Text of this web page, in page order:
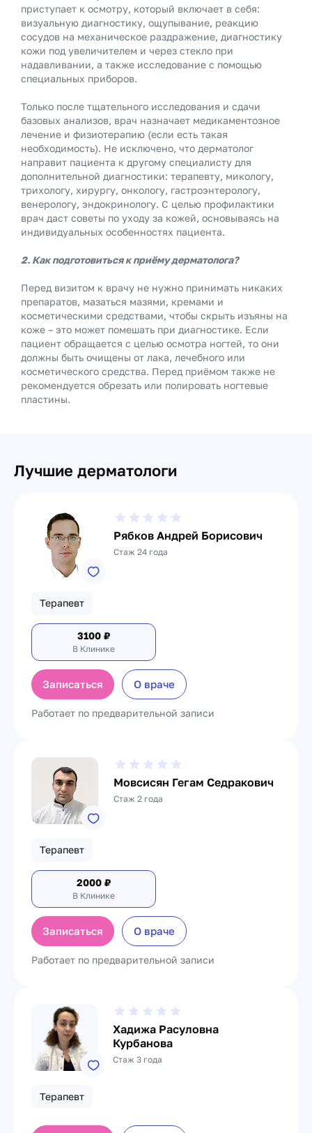
приступает к осмотру, который включает в себя:
визуальную диагностику, ощупывание, реакцию
сосудов на механическое раздражение, диагностику
кожи под увеличителем и через стекло при
надавливании, а также исследование с помощью
специальных приборов.
Только после тщательного исследования и сдачи
базовых анализов, врач назначает медикаментозное
лечение и физиотерапию (если есть такая
необходимость). Не исключено, что дерматолог
направит пациента к другому специалисту для
дополнительной диагностики: терапевту, микологу,
трихологу, хирургу, онкологу, гастроэнтерологу,
венерологу, эндокринологу. С целью профилактики
врач даст советы по уходу за кожей, основываясь на
индивидуальных особенностях пациента.
2. Как подготовиться к приёму дерматолога?
Перед визитом к врачу не нужно принимать никаких
препаратов, мазаться мазями, кремами и
косметическими средствами, чтобы скрыть изъяны на
коже – это может помешать при диагностике. Если
пациент обращается с целью осмотра ногтей, то они
должны быть очищены от лака, лечебного или
косметического средства. Перед приёмом также не
рекомендуется обрезать или полировать ногтевые
пластины.
Лучшие дерматологи
Рябков Андрей Борисович
Стаж 24 года
Терапевт
3100 ₽
В Клинике
Записаться О враче
Работает по предварительной записи
Мовсисян Гегам Седракович
Стаж 2 года
Терапевт
2000 ₽
В Клинике
Записаться О враче
Работает по предварительной записи
Хадижа Расуловна
Курбанова
Стаж 3 года
Терапевт